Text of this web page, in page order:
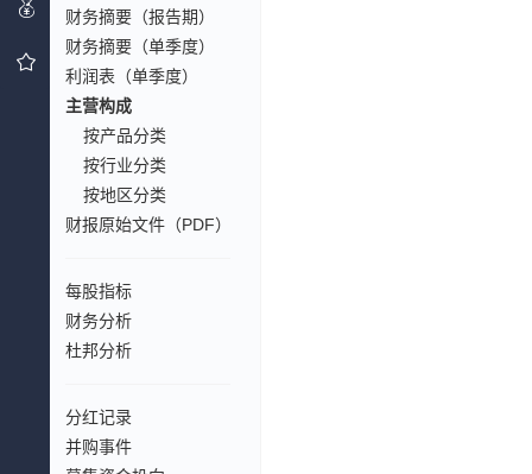
财务摘要（报告期）
财务摘要（单季度）
利润表（单季度）
主营构成
按产品分类
按行业分类
按地区分类
财报原始文件（PDF）
每股指标
财务分析
杜邦分析
分红记录
并购事件